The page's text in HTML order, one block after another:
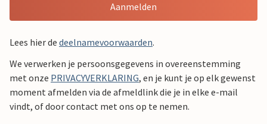
Aanmelden
Lees hier de deelnamevoorwaarden.
We verwerken je persoonsgegevens in overeenstemming
met onze PRIVACYVERKLARING, en je kunt je op elk gewenst
moment afmelden via de afmeldlink die je in elke e-mail
vindt, of door contact met ons op te nemen.